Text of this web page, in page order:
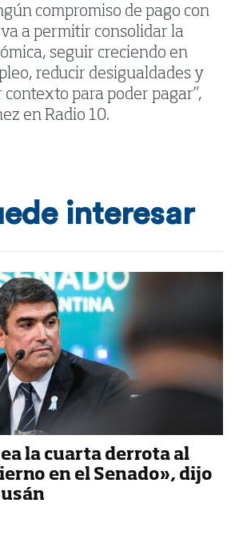
compromiso de pago con
va a permitir consolidar la
seguir creciendo en
reducir desigualdades y
para poder pagar”,
en Radio 10.
interesar
la cuarta derrota al
en el Senado», dijo